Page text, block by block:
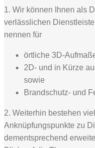
1. Wir können Ihnen als
verlässlichen
nennen für
örtliche 3D-
2D- und in Kürze
sowie
Brandschutz- und
2. Weiterhin bestehen
Anknüpfungspunkte zu
dementsprechend